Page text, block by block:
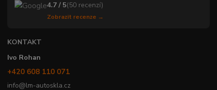
4.7 / 5(50 recenzí)
Zobrazit recenze →
KONTAKT
Ivo Rohan
+420 608 110 071
info@lm-autoskla.cz